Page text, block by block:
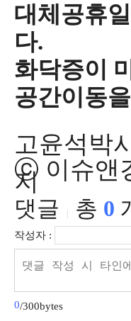
대체공휴
다.
화닥증이
공간이동
고윤석박
ⓒ 이슈앤
지
댓글 총 0
작성자 :
0/300bytes